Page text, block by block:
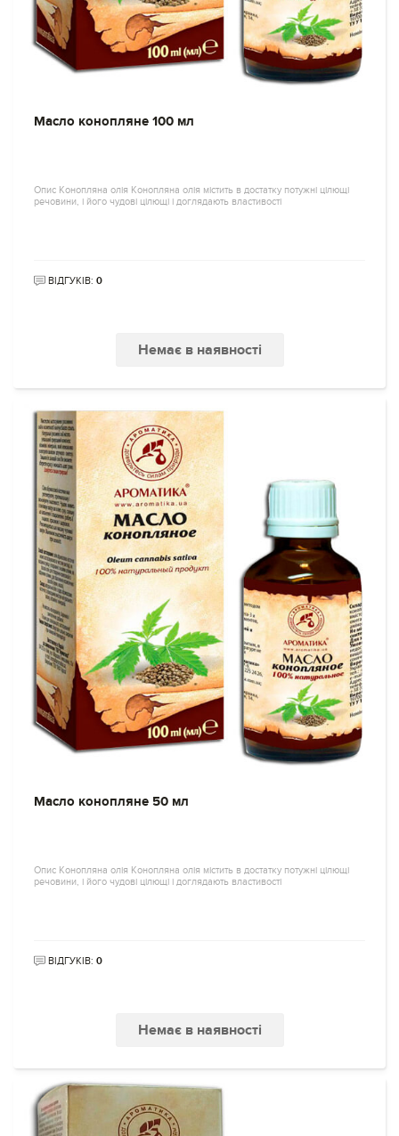
Масло конопляне 100 мл
Опис Конопляна олія Конопляна олія містить в достатку потужні цілющі
речовини, і його чудові цілющі і доглядають властивості
ВІДГУКІВ: 0
Немає в наявності
Масло конопляне 50 мл
Опис Конопляна олія Конопляна олія містить в достатку потужні цілющі
речовини, і його чудові цілющі і доглядають властивості
ВІДГУКІВ: 0
Немає в наявності